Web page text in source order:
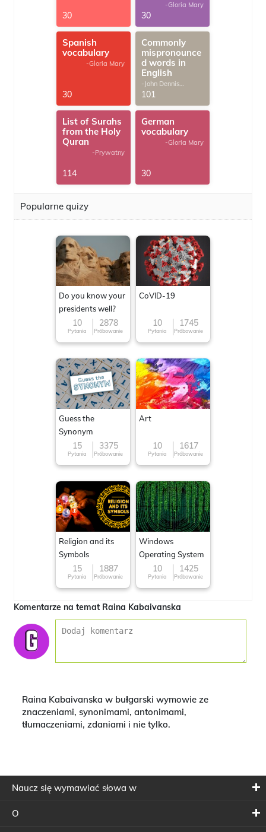
30
-Gloria Mary
30
Spanish
vocabulary
-Gloria Mary
30
Commonly
mispronounce
d words in
English
-John Dennis
G.Thomas
101
List of Surahs
from the Holy
Quran
-Prywatny
114
German
vocabulary
-Gloria Mary
30
Popularne quizy
Do you know your
presidents well?
10
Pytania
2878
Próbowanie
CoVID-19
10
Pytania
1745
Próbowanie
Guess the
Synonym
15
Pytania
3375
Próbowanie
Art
10
Pytania
1617
Próbowanie
Religion and its
Symbols
15
Pytania
1887
Próbowanie
Windows
Operating System
10
Pytania
1425
Próbowanie
Komentarze na temat Raina Kabaivanska
Raina Kabaivanska w bułgarski wymowie ze
znaczeniami, synonimami, antonimami,
tłumaczeniami, zdaniami i nie tylko.
Naucz się wymawiać słowa w
O